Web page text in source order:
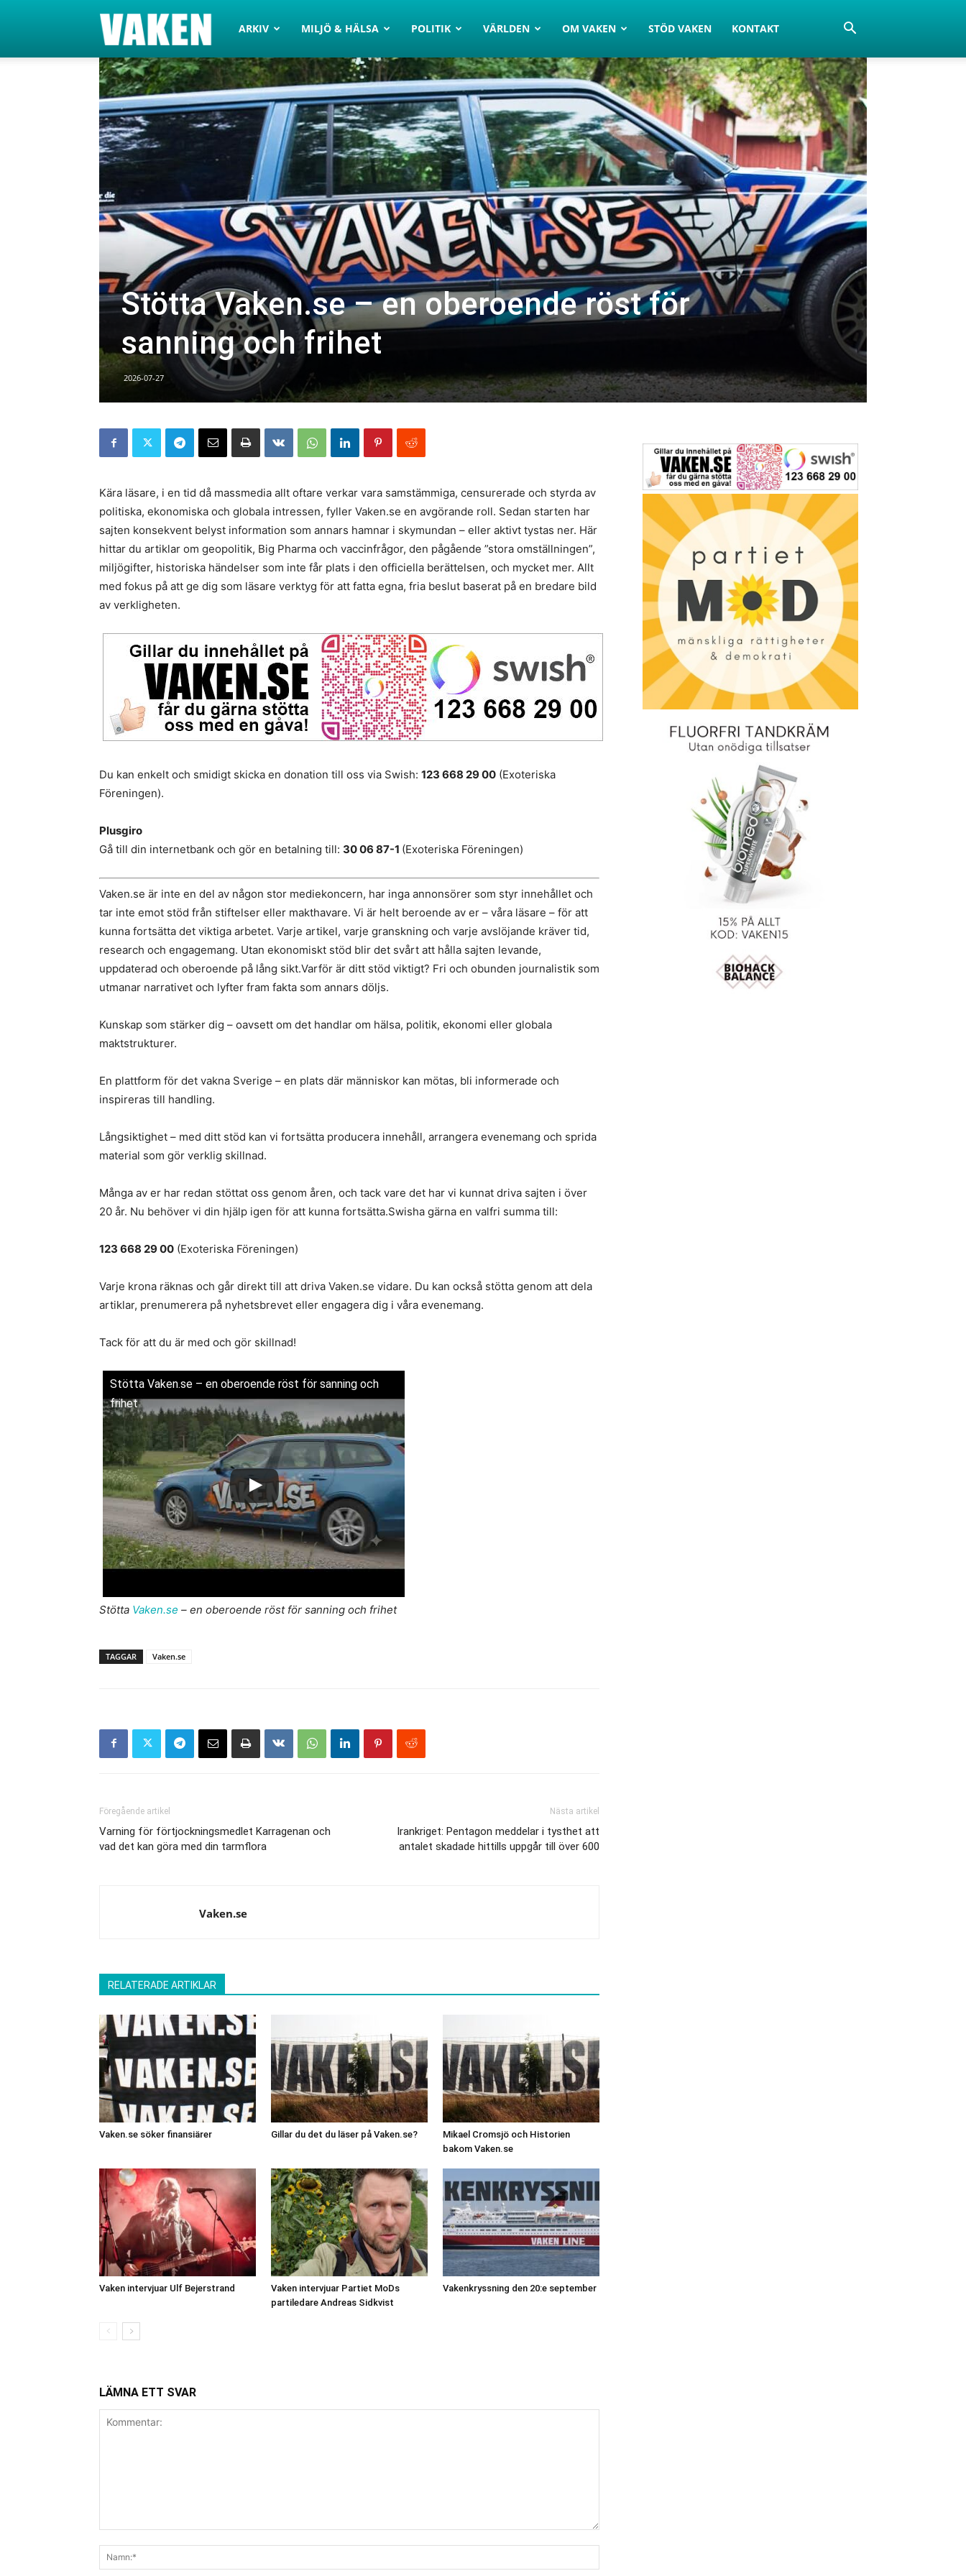
VAKEN.se
ARKIV MILJÖ & HÄLSA POLITIK VÄRLDEN OM VAKEN STÖD VAKEN KONTAKT
Stötta Vaken.se – en oberoende röst för
sanning och frihet
2026-07-27
Kära läsare, i en tid då massmedia allt oftare verkar vara samstämmiga, censurerade och styrda av
politiska, ekonomiska och globala intressen, fyller Vaken.se en avgörande roll. Sedan starten har
sajten konsekvent belyst information som annars hamnar i skymundan – eller aktivt tystas ner. Här
hittar du artiklar om geopolitik, Big Pharma och vaccinfrågor, den pågående ”stora omställningen”,
miljögifter, historiska händelser som inte får plats i den officiella berättelsen, och mycket mer. Allt
med fokus på att ge dig som läsare verktyg för att fatta egna, fria beslut baserat på en bredare bild
av verkligheten.
Du kan enkelt och smidigt skicka en donation till oss via Swish: 123 668 29 00 (Exoteriska
Föreningen).
Plusgiro
Gå till din internetbank och gör en betalning till: 30 06 87-1 (Exoteriska Föreningen)
Vaken.se är inte en del av någon stor mediekoncern, har inga annonsörer som styr innehållet och
tar inte emot stöd från stiftelser eller makthavare. Vi är helt beroende av er – våra läsare – för att
kunna fortsätta det viktiga arbetet. Varje artikel, varje granskning och varje avslöjande kräver tid,
research och engagemang. Utan ekonomiskt stöd blir det svårt att hålla sajten levande,
uppdaterad och oberoende på lång sikt.Varför är ditt stöd viktigt? Fri och obunden journalistik som
utmanar narrativet och lyfter fram fakta som annars döljs.
Kunskap som stärker dig – oavsett om det handlar om hälsa, politik, ekonomi eller globala
maktstrukturer.
En plattform för det vakna Sverige – en plats där människor kan mötas, bli informerade och
inspireras till handling.
Långsiktighet – med ditt stöd kan vi fortsätta producera innehåll, arrangera evenemang och sprida
material som gör verklig skillnad.
Många av er har redan stöttat oss genom åren, och tack vare det har vi kunnat driva sajten i över
20 år. Nu behöver vi din hjälp igen för att kunna fortsätta.Swisha gärna en valfri summa till:
123 668 29 00 (Exoteriska Föreningen)
Varje krona räknas och går direkt till att driva Vaken.se vidare. Du kan också stötta genom att dela
artiklar, prenumerera på nyhetsbrevet eller engagera dig i våra evenemang.
Tack för att du är med och gör skillnad!
Stötta Vaken.se – en oberoende röst för sanning och
frihet
Stötta Vaken.se – en oberoende röst för sanning och frihet
TAGGAR Vaken.se
Föregående artikel
Varning för förtjockningsmedlet Karragenan och
vad det kan göra med din tarmflora
Nästa artikel
Irankriget: Pentagon meddelar i tysthet att
antalet skadade hittills uppgår till över 600
Vaken.se
RELATERADE ARTIKLAR
Vaken.se söker finansiärer Gillar du det du läser på Vaken.se?
Mikael Cromsjö och Historien
bakom Vaken.se
Vaken intervjuar Ulf Bejerstrand
Vaken intervjuar Partiet MoDs
partiledare Andreas Sidkvist
Vakenkryssning den 20:e september
LÄMNA ETT SVAR